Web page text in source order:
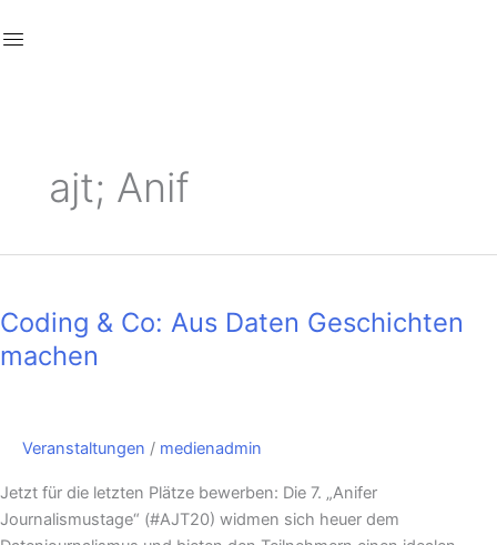
ajt; Anif
Coding & Co: Aus Daten Geschichten
machen
Veranstaltungen / medienadmin
Jetzt für die letzten Plätze bewerben: Die 7. „Anifer
Journalismustage“ (#AJT20) widmen sich heuer dem
Co:
Aus